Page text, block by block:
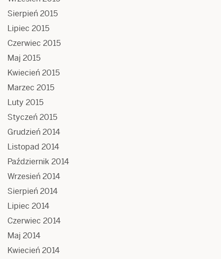
Sierpień 2015
Lipiec 2015
Czerwiec 2015
Maj 2015
Kwiecień 2015
Marzec 2015
Luty 2015
Styczeń 2015
Grudzień 2014
Listopad 2014
Październik 2014
Wrzesień 2014
Sierpień 2014
Lipiec 2014
Czerwiec 2014
Maj 2014
Kwiecień 2014